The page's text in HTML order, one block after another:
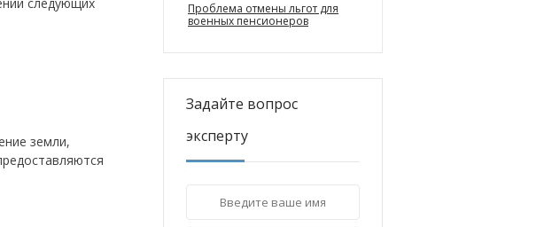
земли,
Проблема отмены льгот для
военных пенсионеров
Задайте вопрос
эксперту